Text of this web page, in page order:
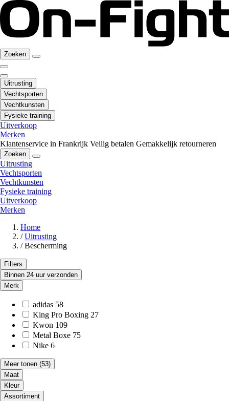
Zoeken
Uitrusting
Vechtsporten
Vechtkunsten
Fysieke training
Uitverkoop
Merken
Klantenservice in Frankrijk Veilig betalen Gemakkelijk retourneren
Zoeken
Uitrusting
Vechtsporten
Vechtkunsten
Fysieke training
Uitverkoop
Merken
Home
/ Uitrusting
/ Bescherming
Filters
Binnen 24 uur verzonden
Merk
adidas 58
King Pro Boxing 27
Kwon 109
Metal Boxe 75
Nike 6
Meer tonen (53)
Maat
Kleur
Assortiment